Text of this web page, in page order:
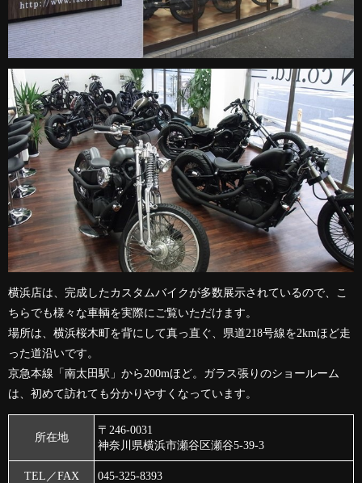
横浜店は、完成したカスタムバイクが多数展示されているので、こ
ちらでも様々な車輌を実際にご覧いただけます。
場所は、横浜桜木町を背にして真っ直ぐ、県道218号線を2kmほど走
った道沿いです。
京急本線「南太田駅」から200mほど。ガラス張りのショールーム
は、初めて訪れても分かりやすくなっています。
所在地
〒246-0031
神奈川県横浜市瀬谷区瀬谷5-39-3
TEL／FAX 045-325-8393